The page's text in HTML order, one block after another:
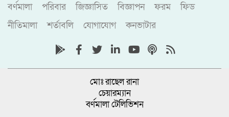
বর্ণমালা পরিবার জিজ্ঞাসিত বিজ্ঞাপন ফরম
ফিড
নীতিমালা
শর্তাবলি যোগাযোগ কনভাটার
মোঃ রাছেল রানা
চেয়ারম্যান
বর্ণমালা টেলিভিশন